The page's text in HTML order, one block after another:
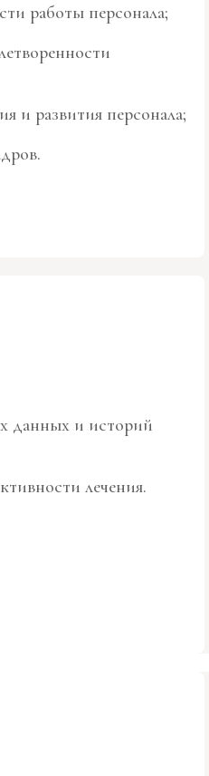
работы персонала;
и развития персонала;
данных и историй
лечения.